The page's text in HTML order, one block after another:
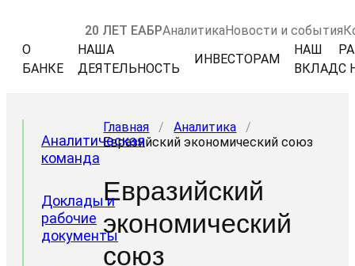
20 ЛЕТ ЕАБРАналитикаНовости и события
О
БАНКЕ
НАША
ДЕЯТЕЛЬНОСТЬ
ИНВЕСТОРАМ
НАШ
ВКЛАДС
Аналитическая
команда
Доклады и
рабочие
документы
Главная / Аналитика
/
Евразийский экономический союз
Евразийский
экономический
союз